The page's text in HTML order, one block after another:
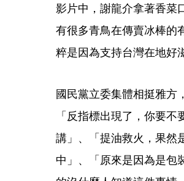
影片中，謝龍介拿著香菜
有很多青鳥在傳賣冰棒的
粹是因為支持台灣在地好
國民黨立委集體相挺雅方
「反指標出現了，你要
講」、「提油救火，果然
中」、「原來是因為是包